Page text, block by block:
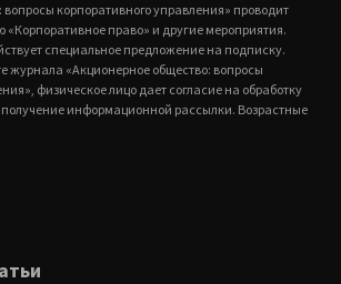
корпоративного управления» проводит
право» и другие мероприятия.
специальное предложение на подписку.
журнала «Акционерное общество: вопросы
физическое лицо дает согласие на обработку
информационной рассылки. Возрастные